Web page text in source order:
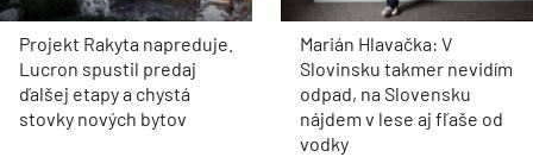
Projekt Rakyta napreduje.
Lucron spustil predaj
ďalšej etapy a chystá
stovky nových bytov
Marián Hlavačka: V
Slovinsku takmer nevidím
odpad, na Slovensku
nájdem v lese aj fľaše od
vodky